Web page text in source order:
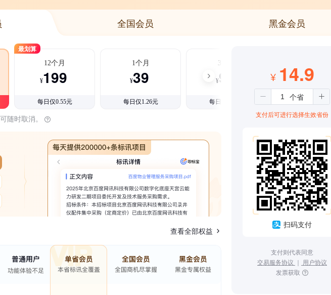
全国会员 黑金会员
最划算
12个月
¥199
每日仅0.55元
1个月
¥39
每日仅1.26元
3个月
¥99
每日仅1.08元
随时取消。
查看全部权益
¥ 14.9
支付后可进行选择生效省份
扫码支付
支付则代表同意
交易服务协议 ｜ 用户协议
发票获取